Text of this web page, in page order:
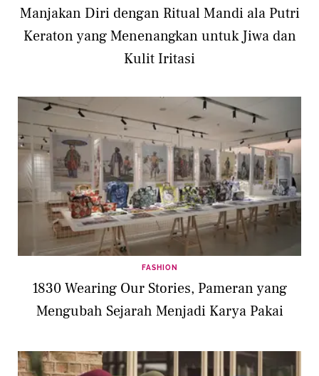
Manjakan Diri dengan Ritual Mandi ala Putri
Keraton yang Menenangkan untuk Jiwa dan
Kulit Iritasi
FASHION
1830 Wearing Our Stories, Pameran yang
Mengubah Sejarah Menjadi Karya Pakai